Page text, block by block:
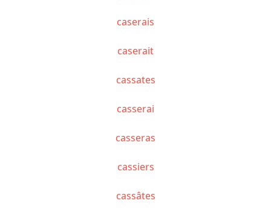
caserais
caserait
cassates
casserai
casseras
cassiers
cassâtes